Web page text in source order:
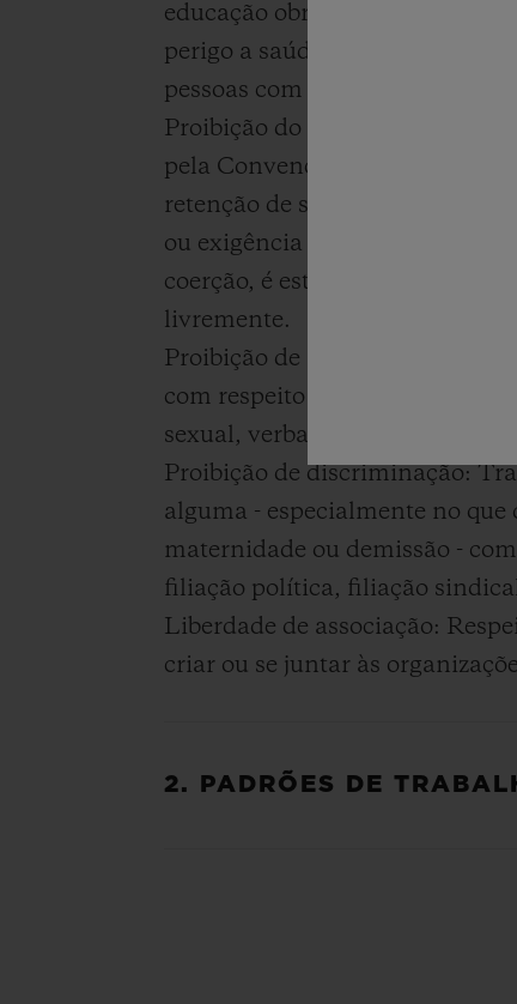
educação obrigatória é
perigo a saúde física, mental
pessoas com menos de 18 anos.
Proibição do trabalho forçado/
pela Convenção nº 29 da OIT,
retenção de salários, horas
ou exigência de trabalhadores
coerção, é estritamente
livremente.
Proibição de assédio e abuso:
com respeito e dignidade. Não
sexual, verbal ou psicológico,
Proibição de discriminação:
alguma - especialmente no
maternidade ou demissão -
filiação política, filiação
Liberdade de associação:
criar ou se juntar às
2. PADRÕES DE